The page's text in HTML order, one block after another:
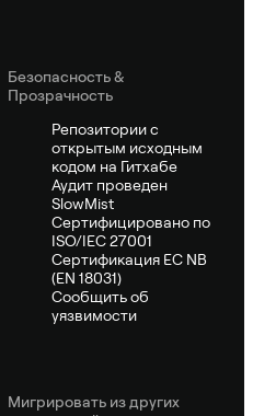
Безопасность &
Прозрачность
Репозитории с
открытым исходным
кодом на Гитхабе
Аудит проведен
SlowMist
Сертифицировано по
ISO/IEC 27001
Сертификация ЕС NB
(EN 18031)
Сообщить об
уязвимости
Мигрировать из других